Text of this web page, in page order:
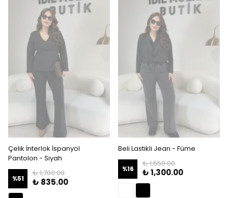
Çelik İnterlok İspanyol
Pantolon - Siyah
%51
₺ 1,700.00
₺ 835.00
Beli Lastikli Jean - Füme
%16
₺ 1,550.00
₺ 1,300.00